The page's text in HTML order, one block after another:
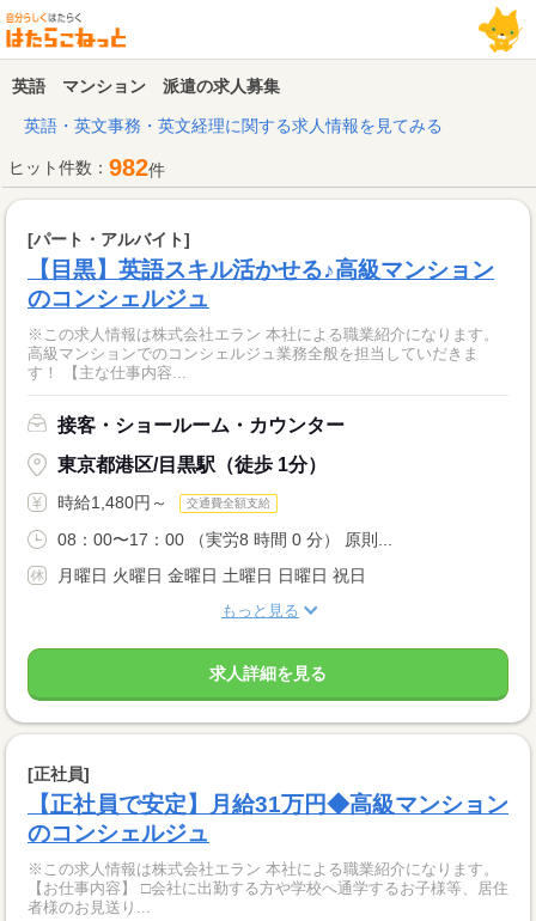
英語 マンション 派遣の求人募集
英語・英文事務・英文経理に関する求人情報を見てみる
ヒット件数： 982件
[パート・アルバイト]
【目黒】英語スキル活かせる♪高級マンション
のコンシェルジュ
※この求人情報は株式会社エラン 本社による職業紹介になります。
高級マンションでのコンシェルジュ業務全般を担当していだきま
す！ 【主な仕事内容...
接客・ショールーム・カウンター
東京都港区/目黒駅（徒歩 1分）
時給1,480円～ 交通費全額支給
08：00〜17：00 （実労8 時間 0 分） 原則...
月曜日 火曜日 金曜日 土曜日 日曜日 祝日
もっと見る
求人詳細を見る
[正社員]
【正社員で安定】月給31万円◆高級マンション
のコンシェルジュ
※この求人情報は株式会社エラン 本社による職業紹介になります。
【お仕事内容】 □会社に出勤する方や学校へ通学するお子様等、居住
者様のお見送り...